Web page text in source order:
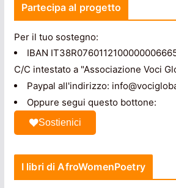
Partecipa al progetto
Per il tuo sostegno:
IBAN
C/C intestato a "Associazione Voci
Paypal all'indirizzo:
Oppure segui questo bottone:
Sostienici
I libri di AfroWomenPoetry